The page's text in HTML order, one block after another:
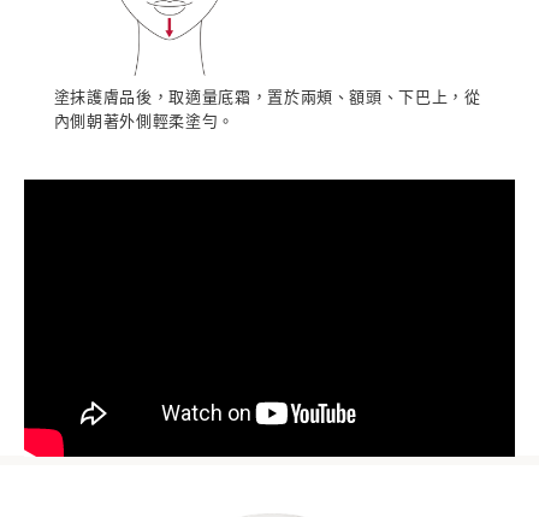
塗抹護膚品後，取適量底霜，置於兩頰、額頭、下巴上，從
內側朝著外側輕柔塗勻。